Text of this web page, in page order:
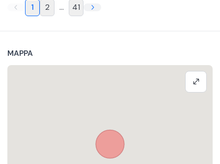
1 2 ... 41
MAPPA